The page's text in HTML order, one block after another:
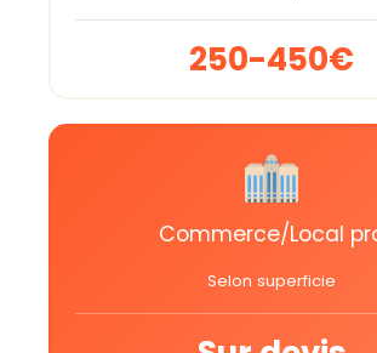
250-450€
Commerce/Local
Selon superficie